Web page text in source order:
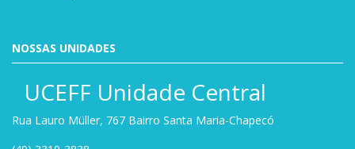
NOSSAS UNIDADES
UCEFF Unidade Central
Rua Lauro Müller, 767 Bairro Santa Maria-Chapecó